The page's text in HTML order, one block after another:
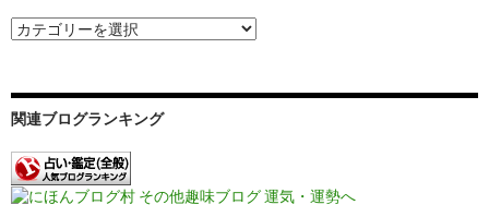
ョ
関連ブログランキング